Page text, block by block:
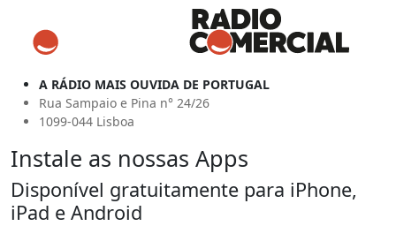
A RÁDIO MAIS OUVIDA DE PORTUGAL
Rua Sampaio e Pina n° 24/26
1099-044 Lisboa
Instale as nossas Apps
Disponível gratuitamente para iPhone,
iPad e Android